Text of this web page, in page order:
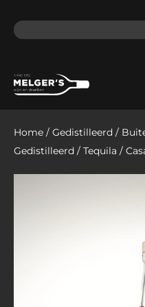
Home / Gedistilleerd /
Gedistilleerd / Tequila /